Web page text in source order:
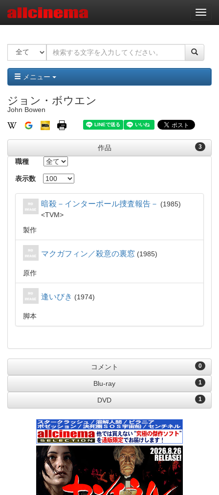
ナ
ビ
ー
ョ
ン
メニュー
ジョン・ボウエン
John Bowen
3
作品
職種
表示数
暗殺－インターポール捜査報告－
1985
TVM
製作
マクガフィン／殺意の裏窓 1985
原作
逢いびき 1974
脚本
0
コメント
1
Blu-ray
1
DVD